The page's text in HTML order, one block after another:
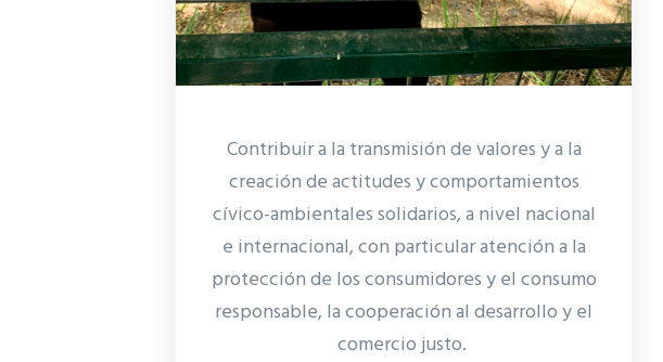
Contribuir a la transmisión de valores y a la
creación de actitudes y comportamientos
cívico-ambientales solidarios, a nivel nacional
e internacional, con particular atención a la
protección de los consumidores y el consumo
responsable, la cooperación al desarrollo y el
comercio justo.